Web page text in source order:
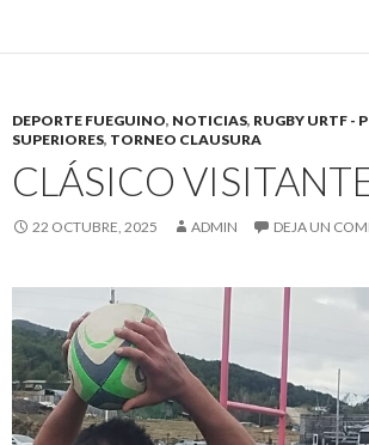
DEPORTE FUEGUINO, NOTICIAS, RUGBY URTF -
SUPERIORES, TORNEO CLAUSURA
CLÁSICO
22 OCTUBRE, 2025 ADMIN DEJA UN